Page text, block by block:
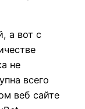
а вот с
не
всего
веб сайте